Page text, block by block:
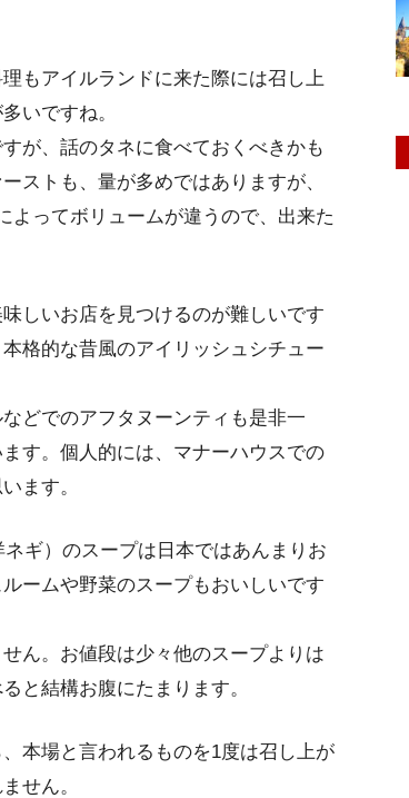
もアイルランドに来た際には召し上
いですね。
が、話のタネに食べておくべきかも
ストも、量が多めではありますが、
よってボリュームが違うので、出来た
しいお店を見つけるのが難しいです
格的な昔風のアイリッシュシチュー
どでのアフタヌーンティも是非一
す。個人的には、マナーハウスでの
ます。
ギ）のスープは日本ではあんまりお
ームや野菜のスープもおいしいです
ん。お値段は少々他のスープよりは
と結構お腹にたまります。
本場と言われるものを1度は召し上が
せん。